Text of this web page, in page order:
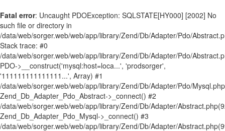
Fatal error: Uncaught PDOException: SQLSTATE[HY000] [2002] No
such file or directory in
/data/web/sorger.web/web/app/library/Zend/Db/Adapter/Pdo/
Stack trace: #0
/data/web/sorger.web/web/app/library/Zend/Db/Adapter/Pdo/
PDO->__construct('mysql:host=loca...', 'prodsorger',
'111111111111111...', Array) #1
/data/web/sorger.web/web/app/library/Zend/Db/Adapter/Pdo/
Zend_Db_Adapter_Pdo_Abstract->_connect() #2
/data/web/sorger.web/web/app/library/Zend/Db/Adapter/
Zend_Db_Adapter_Pdo_Mysql->_connect() #3
/data/web/sorger.web/web/app/library/Zend/Db/Adapter/